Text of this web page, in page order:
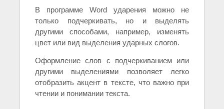
В программе Word ударения можно не
только подчеркивать, но и выделять
другими способами, например, изменять
цвет или вид выделения ударных слогов.
Оформление слов с подчеркиванием или
другими выделениями позволяет легко
отобразить акцент в тексте, что важно при
чтении и понимании текста.